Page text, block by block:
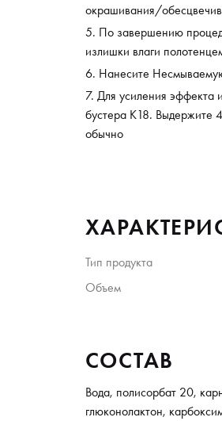
окрашивания/
По завершению
излишки влаги
Нанесите
Для усиления эффекта
бустера К18. Выдержите
обычно
Тип продукта
Объем
СОСТАВ
Вода, полисорбат 20,
глюконолактон,